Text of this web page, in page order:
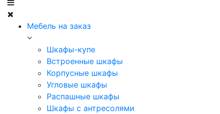
Мебель на заказ
Шкафы-купе
Встроенные шкафы
Корпусные шкафы
Угловые шкафы
Распашные шкафы
Шкафы с антресолями